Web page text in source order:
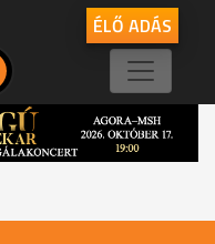
ÉLŐ ADÁS